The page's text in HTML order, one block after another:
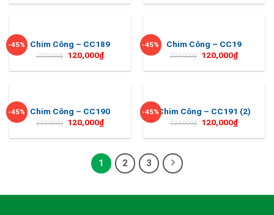
-45% Chim Công – CC189
220,000₫ 120,000₫
-45% Chim Công – CC19
220,000₫ 120,000₫
-45% Chim Công – CC190
220,000₫ 120,000₫
-45%Chim Công – CC191 (2)
220,000₫ 120,000₫
1 2 3